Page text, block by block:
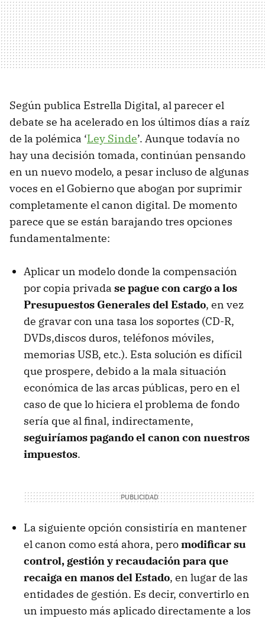
Según publica Estrella Digital, al parecer el
debate se ha acelerado en los últimos días a raíz
de la polémica ‘Ley Sinde’. Aunque todavía no
hay una decisión tomada, continúan pensando
en un nuevo modelo, a pesar incluso de algunas
voces en el Gobierno que abogan por suprimir
completamente el canon digital. De momento
parece que se están barajando tres opciones
fundamentalmente:
Aplicar un modelo donde la compensación
por copia privada se pague con cargo a los
Presupuestos Generales del Estado, en vez
de gravar con una tasa los soportes (CD-R,
DVDs,discos duros, teléfonos móviles,
memorias USB, etc.). Esta solución es difícil
que prospere, debido a la mala situación
económica de las arcas públicas, pero en el
caso de que lo hiciera el problema de fondo
sería que al final, indirectamente,
seguiríamos pagando el canon con nuestros
impuestos.
La siguiente opción consistiría en mantener
el canon como está ahora, peromodificar su
control, gestión y recaudación para que
recaiga en manos del Estado, en lugar de las
entidades de gestión. Es decir, convertirlo en
un impuesto más aplicado directamente a los